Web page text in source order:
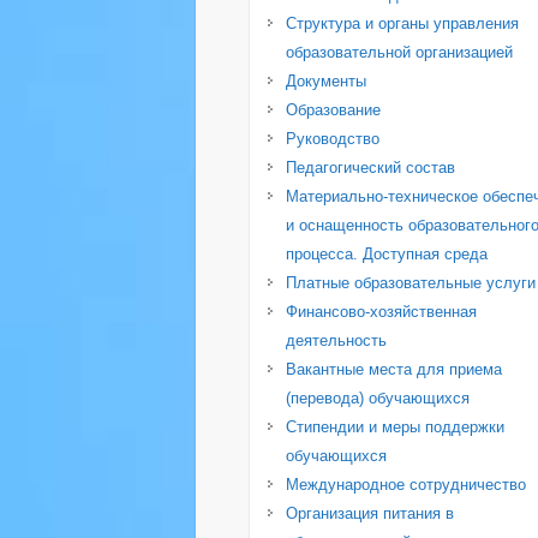
Структура и органы управления
образовательной организацией
Документы
Образование
Руководство
Педагогический состав
Материально-техническое
и оснащенность образовательного
процесса. Доступная среда
Платные образовательные услуги
Финансово-хозяйственная
деятельность
Вакантные места для приема
(перевода) обучающихся
Стипендии и меры поддержки
обучающихся
Международное сотрудничество
Организация питания в